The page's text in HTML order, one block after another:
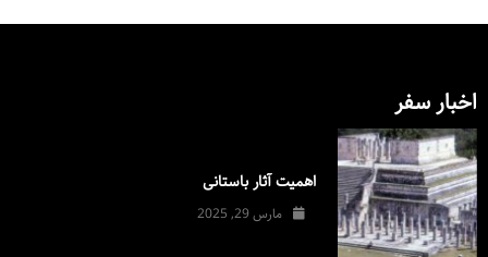
اخبار سفر
اهمیت آثار باستانی
مارس 29, 2025